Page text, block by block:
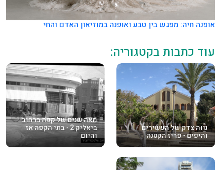
אופנה חיה: מפגש בין טבע ואופנה במוזיאון האדם והחי
עוד כתבות בקטגוריה:
נווה צדק של העשירים
והיפים - פריז הקטנה
מאה שנים של קפה ברחוב
ביאליק 2 - בתי הקפה אז
והיום